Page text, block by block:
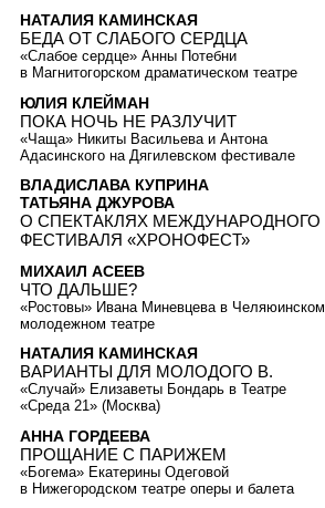
НАТАЛИЯ КАМИНСКАЯ
БЕДА ОТ СЛАБОГО СЕРДЦА
«Слабое сердце» Анны Потебни
в Магнитогорском драматическом театре
ЮЛИЯ КЛЕЙМАН
ПОКА НОЧЬ НЕ РАЗЛУЧИТ
«Чаща» Никиты Васильева и Антона
Адасинского на Дягилевском фестивале
ВЛАДИСЛАВА КУПРИНА
ТАТЬЯНА ДЖУРОВА
О СПЕКТАКЛЯХ МЕЖДУНАРОДНОГО
ФЕСТИВАЛЯ «ХРОНОФЕСТ»
МИХАИЛ АСЕЕВ
ЧТО ДАЛЬШЕ?
«Ростовы» Ивана Миневцева в Челяюинском
молодежном театре
НАТАЛИЯ КАМИНСКАЯ
ВАРИАНТЫ ДЛЯ МОЛОДОГО В.
«Случай» Елизаветы Бондарь в Театре
«Среда 21» (Москва)
АННА ГОРДЕЕВА
ПРОЩАНИЕ С ПАРИЖЕМ
«Богема» Екатерины Одеговой
в Нижегородском театре оперы и балета